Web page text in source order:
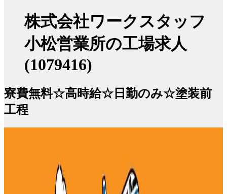
株式会社ワークスタッフ
小松営業所の工場求人
(1079416)
寮費無料☆高時給☆日勤のみ☆塗装前
工程